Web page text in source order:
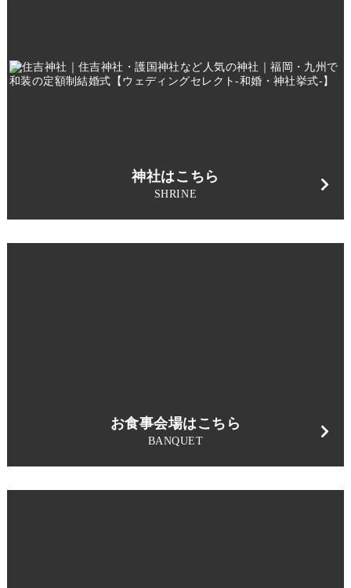
神社はこちら
SHRINE
お食事会場はこちら
BANQUET